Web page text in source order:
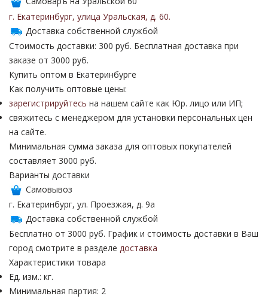
г. Екатеринбург, улица Уральская, д. 60.
Доставка собственной службой
Стоимость доставки: 300 руб. Бесплатная доставка при
заказе от 3000 руб.
Купить оптом в Екатеринбурге
Как получить оптовые цены:
зарегистрируйтесь на нашем сайте как Юр. лицо или ИП;
свяжитесь с менеджером для установки персональных цен
на сайте.
Минимальная сумма заказа для оптовых покупателей
составляет 3000 руб.
Варианты доставки
Самовывоз
г. Екатеринбург, ул. Проезжая, д. 9а
Доставка собственной службой
Бесплатно от 3000 руб. График и стоимость доставки в Ваш
город смотрите в разделе доставка
Характеристики товара
Ед. изм.: кг.
Минимальная партия: 2